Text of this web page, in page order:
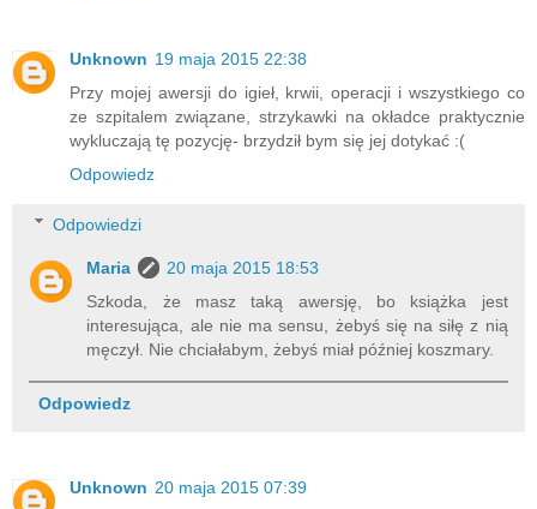
Unknown 19 maja 2015 22:38
Przy mojej awersji do igieł, krwii, operacji i wszystkiego co
ze szpitalem związane, strzykawki na okładce praktycznie
wykluczają tę pozycję- brzydził bym się jej dotykać :(
Odpowiedz
Odpowiedzi
Maria
20 maja 2015 18:53
Szkoda, że masz taką awersję, bo książka jest
interesująca, ale nie ma sensu, żebyś się na siłę z nią
męczył. Nie chciałabym, żebyś miał później koszmary.
Odpowiedz
Unknown 20 maja 2015 07:39